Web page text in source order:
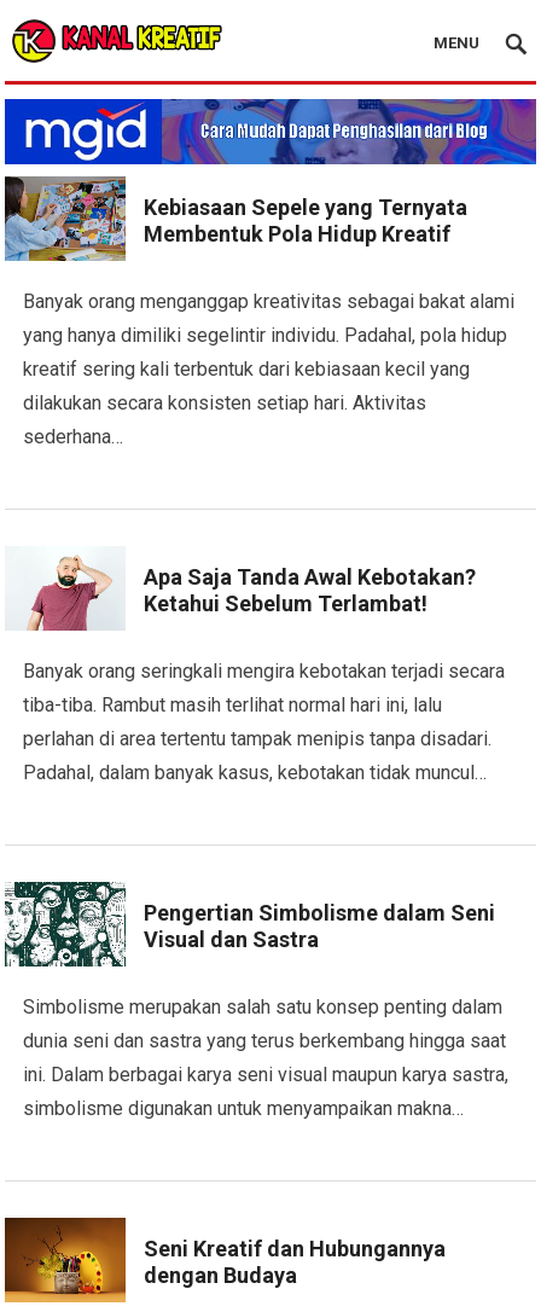
Blog Kanal Kreatif
MENU
Kebiasaan Sepele yang Ternyata
Membentuk Pola Hidup Kreatif
Banyak orang menganggap kreativitas sebagai bakat alami
yang hanya dimiliki segelintir individu. Padahal, pola hidup
kreatif sering kali terbentuk dari kebiasaan kecil yang
dilakukan secara konsisten setiap hari. Aktivitas
sederhana…
Apa Saja Tanda Awal Kebotakan?
Ketahui Sebelum Terlambat!
Banyak orang seringkali mengira kebotakan terjadi secara
tiba-tiba. Rambut masih terlihat normal hari ini, lalu
perlahan di area tertentu tampak menipis tanpa disadari.
Padahal, dalam banyak kasus, kebotakan tidak muncul…
Pengertian Simbolisme dalam Seni
Visual dan Sastra
Simbolisme merupakan salah satu konsep penting dalam
dunia seni dan sastra yang terus berkembang hingga saat
ini. Dalam berbagai karya seni visual maupun karya sastra,
simbolisme digunakan untuk menyampaikan makna…
Seni Kreatif dan Hubungannya
dengan Budaya